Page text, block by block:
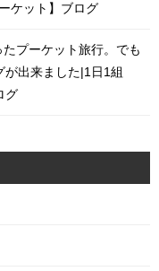
ケット】ブログ
プーケット旅行。でも
出来ました|1日1組
グ